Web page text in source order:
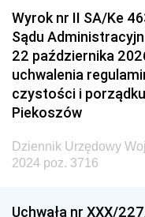
Wyrok nr II SA/Ke
Sądu
22 października
uchwalenia
czystości i
Piekoszów
Dziennik Urzędowy
2024 poz. 3716
Uchwała nr XXX/